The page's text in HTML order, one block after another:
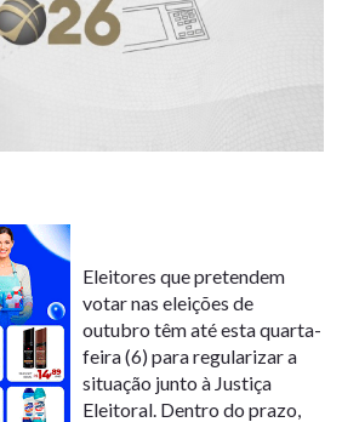
Eleitores que pretendem
votar nas eleições de
outubro têm até esta quarta-
feira (6) para regularizar a
situação junto à Justiça
Eleitoral. Dentro do prazo,